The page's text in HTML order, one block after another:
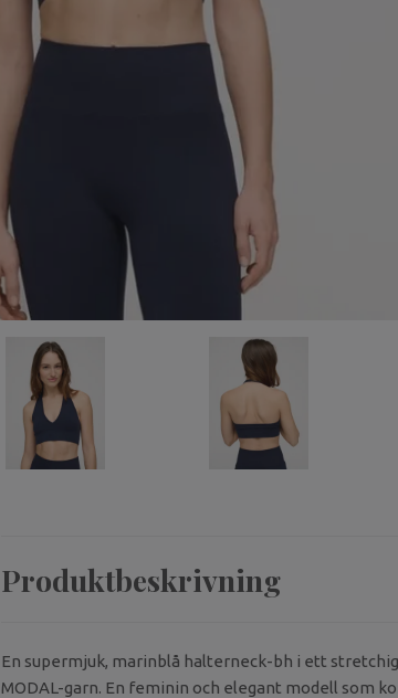
Produktbeskrivning
En supermjuk, marinblå halterneck-bh i ett
MODAL-garn. En feminin och elegant modell som